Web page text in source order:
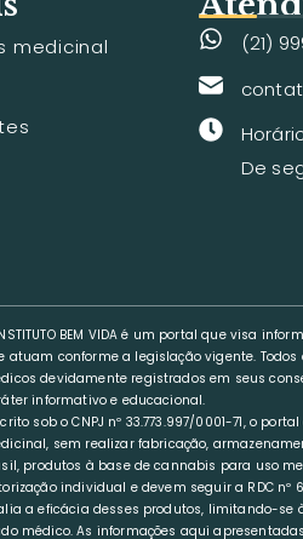
medicinal
(21)
De
BEM VIDA é um portal que visa
atuam conforme a legislação vigente.
devidamente registrados em seus
informativo e educacional.
sob o CNPJ nº 33.773.997/0001-71, o
sem realizar fabricação,
produtos à base de cannabis para uso
individual e devem seguir a RDC
a eficácia desses produtos, limitando-se
médico. As informações aqui